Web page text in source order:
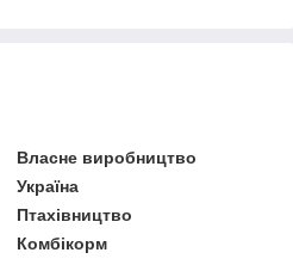
Власне виробництво
Україна
Птахівництво
Комбікорм